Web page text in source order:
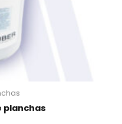
planchas